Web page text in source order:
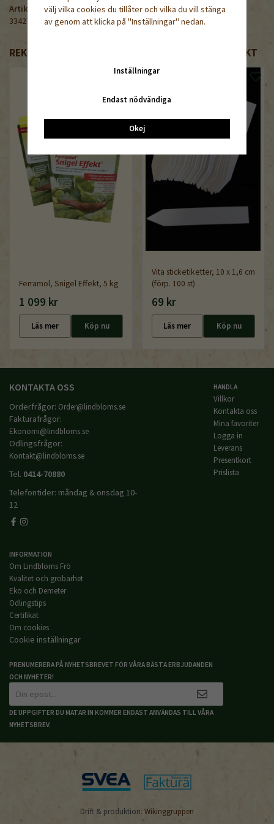
Artikelnummer:
3342
REKOMMENDERADE TILLBEHÖR TILL DENNA PRODUKT
Ferramol, Snigel Effekt, 5 kg
1 099 kr
Läs mer Köp nu
Vita sticketiketter, 10 x 1,6 cm
(förp. 100 st)
69 kr
Läs mer Köp nu
KONTAKTA OSS
Orderfrågor: Order@lindbloms.se
Fakturafrågor:
Ekonomi@lindbloms.se
Odlingsfrågor:
Kontakt@lindbloms.se
Tel. 0414-70880
Telefontider: måndag & onsdag 10-
12
HANDLA
Villkor
Kontakta oss
Mina favoriter
Logga in
Leverans
Presentkort
Prislista
INFORMATION
Om Lindbloms Frö
Kvalitet och grobarhet
Eko och Demeter
Odlingstips
Certifikat
Om cookies
Cookie inställningar
PRENUMERERA PÅ NYHETSBREVET FÖR VÅRA BÄSTA ERBJUDANDEN
OCH NYHETER!
DE UPPGIFTER DU MATAR IN KOMMER ENDAST ANVÄNDAS TILL VÅRA
NYHETSBREV.
Drift & produktion: Wikinggruppen
välj vilka cookies du tillåter och vilka du vill stänga
av genom att klicka på "Inställningar" nedan.
Inställningar
Endast nödvändiga
Okej